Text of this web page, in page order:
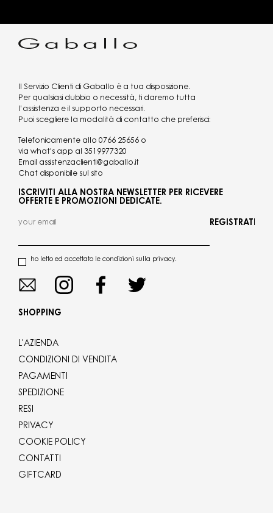
Il Servizio Clienti di Gaballo è a tua disposizione.
Per qualsiasi dubbio o necessità, ti daremo tutta
l’assistenza e il supporto necessari.
Puoi scegliere la modalità di contatto che preferisci:
Telefonicamente allo 0766 25656 o
via what's app al 3519977320
Email assistenzaclienti@gaballo.it
Chat disponibile sul sito
ISCRIVITI ALLA NOSTRA NEWSLETTER PER RICEVERE
OFFERTE E PROMOZIONI DEDICATE.
ho letto ed accettato le condizioni sulla privacy.
REGISTRATI
SHOPPING
L'AZIENDA
CONDIZIONI DI VENDITA
PAGAMENTI
SPEDIZIONE
RESI
PRIVACY
COOKIE POLICY
CONTATTI
GIFTCARD